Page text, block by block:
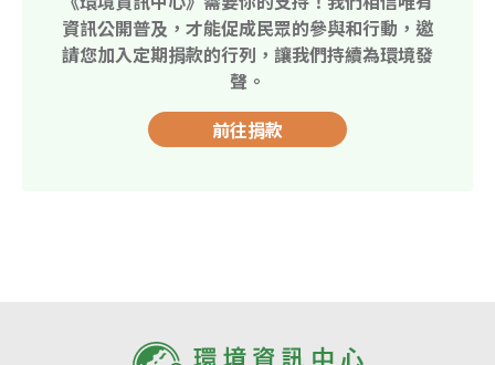
資訊公開普及，才能促成民眾的參與和行動，邀
請您加入定期捐款的行列，讓我們持續為環境發
聲。
前往捐款